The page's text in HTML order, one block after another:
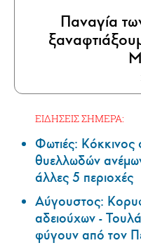
Παναγία
ΕΙΔΗΣΕΙΣ ΣΗΜΕΡΑ:
Φωτιές:
θυελλωδών
άλλες 5 περιοχές
Αύγουστος:
αδειούχων -
φύγουν από τον